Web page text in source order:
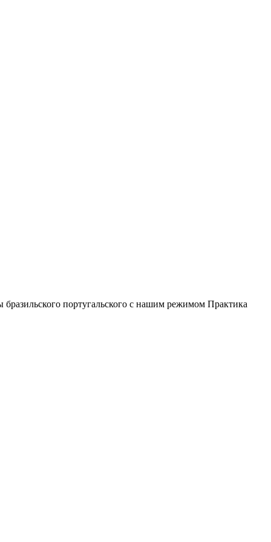
португальского с нашим режимом Практика